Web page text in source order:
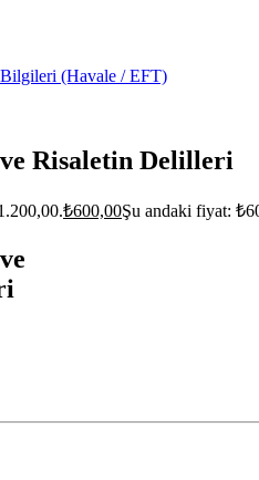
(Havale / EFT)
Risaletin Delilleri
₺600,00Şu andaki fiyat: